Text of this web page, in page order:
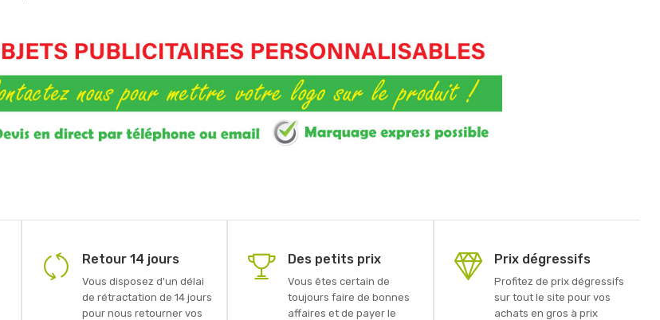
Retour 14 jours
Vous disposez d'un délai
de rétractation de 14 jours
pour nous retourner vos
Des petits prix
Vous êtes certain de
toujours faire de bonnes
affaires et de payer le
Prix dégressifs
Profitez de prix dégressifs
sur tout le site pour vos
achats en gros à prix